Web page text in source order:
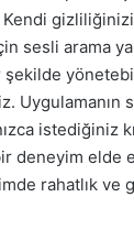
sesli arama
Uygulamanın
istediğiniz
deneyim elde
rahatlık ve